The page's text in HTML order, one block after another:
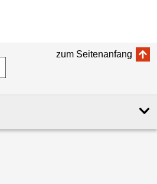
zum Seitenanfang